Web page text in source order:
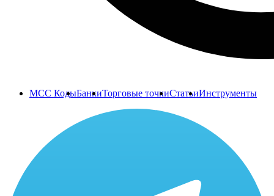
MCC КодыБанкиТорговые точкиСтатьиИнструменты